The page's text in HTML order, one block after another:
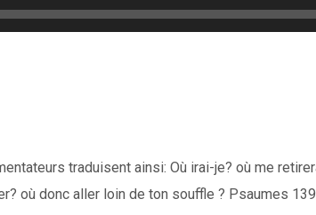
traduisent ainsi: Où irai-je? où me
où donc aller loin de ton souffle ? Psaumes